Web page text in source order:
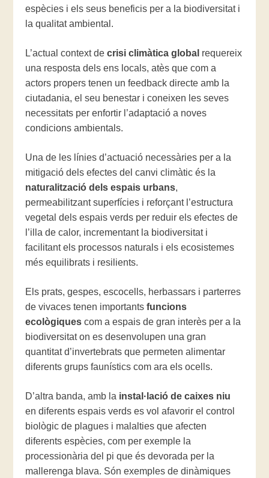
espècies i els seus beneficis per a la biodiversitat i
la qualitat ambiental.
L’actual context decrisi climàtica global requereix
una resposta dels ens locals, atès que com a
actors propers tenen un feedback directe amb la
ciutadania, el seu benestar i coneixen les seves
necessitats per enfortir l’adaptació a noves
condicions ambientals.
Una de les línies d’actuació necessàries per a la
mitigació dels efectes del canvi climàtic és la
naturalització dels espais urbans,
permeabilitzant superfícies i reforçant l’estructura
vegetal dels espais verds per reduir els efectes de
l’illa de calor, incrementant la biodiversitat i
facilitant els processos naturals i els ecosistemes
més equilibrats i resilients.
Els prats, gespes, escocells, herbassars i parterres
de vivaces tenen importantsfuncions
ecològiques com a espais de gran interès per a la
biodiversitat on es desenvolupen una gran
quantitat d’invertebrats que permeten alimentar
diferents grups faunístics com ara els ocells.
D’altra banda, amb la instal·lació de caixes niu
en diferents espais verds es vol afavorir el control
biològic de plagues i malalties que afecten
diferents espècies, com per exemple la
processionària del pi que és devorada per la
mallerenga blava. Són exemples de dinàmiques